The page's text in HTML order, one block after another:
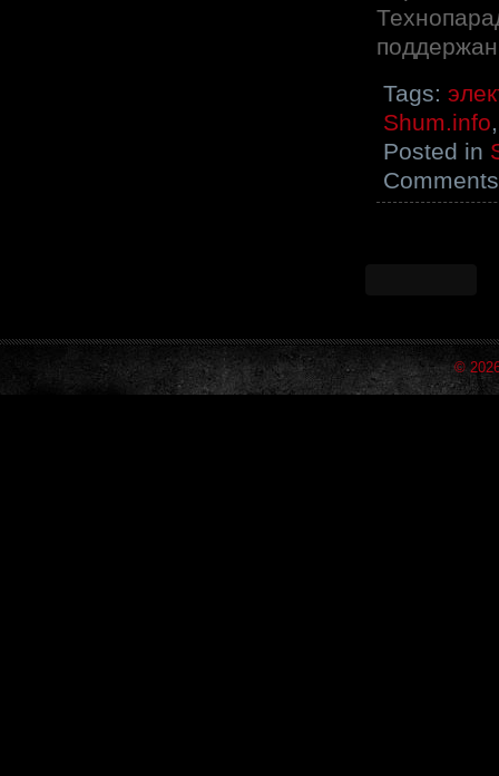
Tags:
Shum.info
Posted in
©